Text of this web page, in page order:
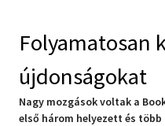
Irodalom
Művészet
Szakkönyv
Folyamatosan
újdonságokat
Nagy mozgások voltak a
első három helyezett és